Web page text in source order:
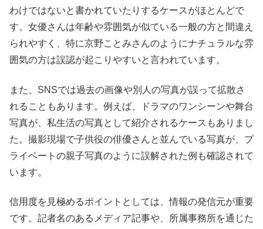
わけではないと書かれていたりするケースがほとんどで
す。女優さんは年齢や雰囲気が似ている一般の方と間違え
られやすく、特に京野ことみさんのようにナチュラルな雰
囲気の方は誤認が起こりやすいと言われています。
また、SNSでは過去の画像や別人の写真が誤って拡散さ
れることもあります。例えば、ドラマのワンシーンや舞台
写真が、私生活の写真として紹介されるケースもありまし
た。撮影現場で子供役の俳優さんと並んでいる写真が、プ
ライベートの親子写真のように誤解された例も確認されて
います。
信用度を見極めるポイントとしては、情報の発信元が重要
です。記者名のあるメディア記事や、所属事務所を通じた